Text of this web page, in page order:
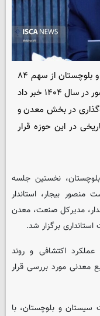
مدیرکل صنعت، معدن و تجارت سیستان و بلوچستان از سهم ۸۴
درصدی استان از ذخایر کشف‌شده مس کشور در سال ۱۴۰۴ خبر داد
۲۵۷ همت سرمایه‌گذاری در بخش معدن و
در این حوزه قرار
نخستین جلسه
در سال ۱۴۰۵ به ریاست منصور بیجار، استاندار
مدیرکل صنعت، معدن
برگزار شد.
اکتشافی و روند
معدنی مورد بررسی قرار
و بلوچستان، با